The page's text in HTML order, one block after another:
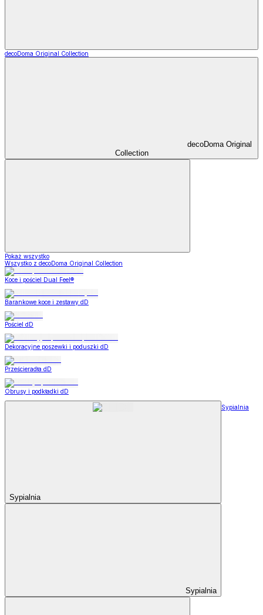
decoDoma Original Collection
decoDoma Original
Collection
Pokaż wszystko
Wszystko z decoDoma Original Collection
Koce i pościel Dual Feel®
Barankowe koce i zestawy dD
Pościel dD
Dekoracyjne poszewki i poduszki dD
Prześcieradła dD
Obrusy i podkładki dD
Sypialnia
Sypialnia
Sypialnia